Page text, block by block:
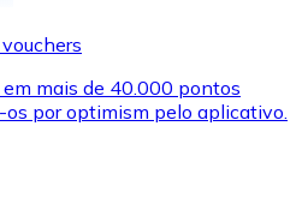
mais de 40.000 pontos
por optimism pelo aplicativo.